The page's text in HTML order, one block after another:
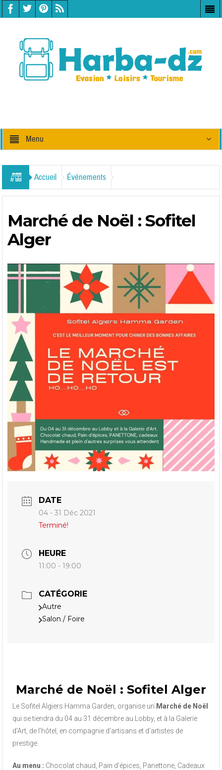
Menu
Accueil Événements
Marché de Noël : Sofitel
Alger
DATE
04 - 31 Déc 2021
Terminé!
HEURE
11:00 - 19:00
CATÉGORIE
Autre
Salon / Foire
Marché de Noël : Sofitel Alger
Le Sofitel Algiers Hamma Garden, organise un Marché de Noël
qui se tiendra du 04 au 31 décembre au Lobby, et à la Galerie
d’Art, de l’hôtel, en compagnie d’artisans et d’artistes de
prestige.
Au menu : Chocolat chaud, Pain d’épices, Panettone, Cadeaux